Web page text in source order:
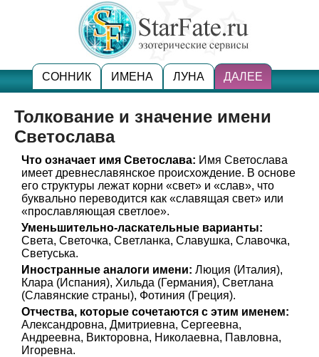
СОННИК ИМЕНА ЛУНА ДАЛЕЕ
Толкование и значение имени
Светослава
Что означает имя Светослава: Имя Светослава
имеет древнеславянское происхождение. В основе
его структуры лежат корни «свет» и «слав», что
буквально переводится как «славящая свет» или
«прославляющая светлое».
Уменьшительно-ласкательные варианты:
Света, Светочка, Светланка, Славушка, Славочка,
Светуська.
Иностранные аналоги имени: Люция (Италия),
Клара (Испания), Хильда (Германия), Светлана
(Славянские страны), Фотиния (Греция).
Отчества, которые сочетаются с этим именем:
Александровна, Дмитриевна, Сергеевна,
Андреевна, Викторовна, Николаевна, Павловна,
Игоревна.